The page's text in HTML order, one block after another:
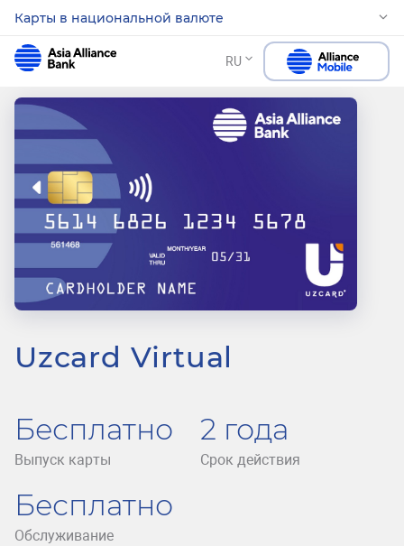
Карты в национальной валюте
RU
Uzcard Virtual
Бесплатно
Выпуск карты
2 года
Срок действия
Бесплатно
Обслуживание